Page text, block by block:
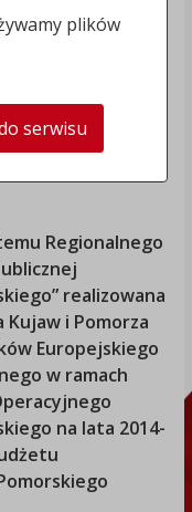
Regionalnego
” realizowana
i Pomorza
Europejskiego
w ramach
na lata 2014-
plików
serwisu